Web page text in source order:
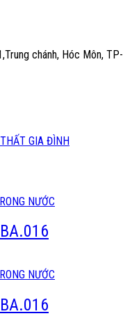
chánh, Hóc Môn, TP-
GIA ĐÌNH
NƯỚC
NƯỚC